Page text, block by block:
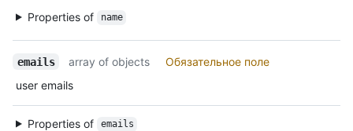
Properties of name
emails array of objects
Обязательное поле
user emails
Properties of emails